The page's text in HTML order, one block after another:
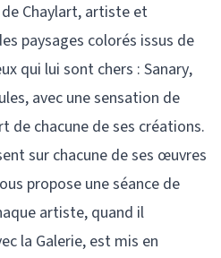
Chaylart, artiste et
paysages colorés issus de
qui lui sont chers : Sanary,
avec une sensation de
de chacune de ses créations.
sur chacune de ses œuvres
propose une séance de
artiste, quand il
la Galerie, est mis en